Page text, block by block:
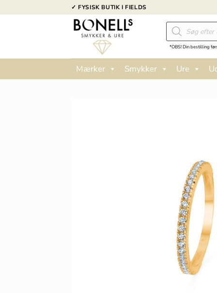
til
✓ FYSISK BUTIK I FIELDS
Products
search
*OBS! Din bestilling
Mærker Smykker Ure